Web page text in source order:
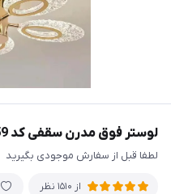
لوستر فوق مدرن سقفی کد MAH_F_259
لطفا قبل از سفارش موجودی بگیرید
از 1510 نظر